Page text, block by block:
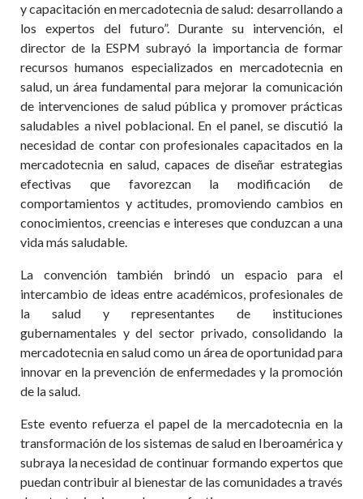
y capacitación en mercadotecnia de salud: desarrollando a
los expertos del futuro”. Durante su intervención, el
director de la ESPM subrayó la importancia de formar
recursos humanos especializados en mercadotecnia en
salud, un área fundamental para mejorar la comunicación
de intervenciones de salud pública y promover prácticas
saludables a nivel poblacional. En el panel, se discutió la
necesidad de contar con profesionales capacitados en la
mercadotecnia en salud, capaces de diseñar estrategias
efectivas que favorezcan la modificación de
comportamientos y actitudes, promoviendo cambios en
conocimientos, creencias e intereses que conduzcan a una
vida más saludable.
La convención también brindó un espacio para el
intercambio de ideas entre académicos, profesionales de
la salud y representantes de instituciones
gubernamentales y del sector privado, consolidando la
mercadotecnia en salud como un área de oportunidad para
innovar en la prevención de enfermedades y la promoción
de la salud.
Este evento refuerza el papel de la mercadotecnia en la
transformación de los sistemas de salud en Iberoamérica y
subraya la necesidad de continuar formando expertos que
puedan contribuir al bienestar de las comunidades a través